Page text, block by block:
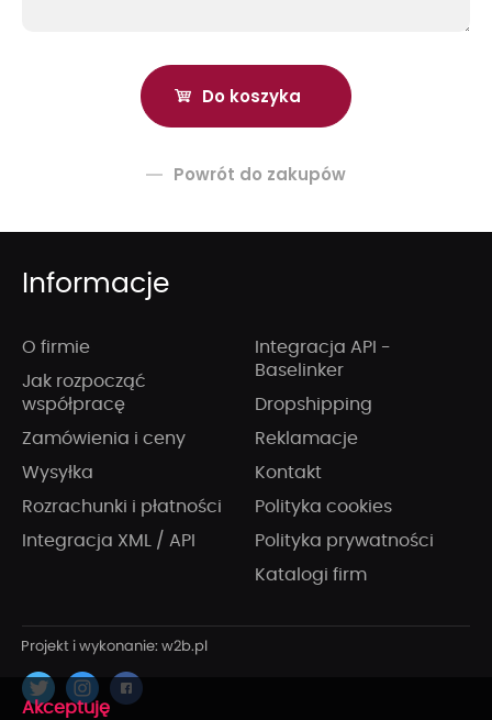
Powrót do zakupów
Informacje
O firmie
Jak rozpocząć
współpracę
Zamówienia i ceny
Wysyłka
Rozrachunki i płatności
Integracja XML / API
Integracja API -
Baselinker
Dropshipping
Reklamacje
Kontakt
Polityka cookies
Polityka prywatności
Katalogi firm
x